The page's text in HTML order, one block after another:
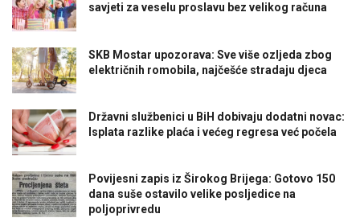
savjeti za veselu proslavu bez velikog računa
SKB Mostar upozorava: Sve više ozljeda zbog
električnih romobila, najčešće stradaju djeca
Državni službenici u BiH dobivaju dodatni novac:
Isplata razlike plaća i većeg regresa već počela
Povijesni zapis iz Širokog Brijega: Gotovo 150
dana suše ostavilo velike posljedice na
poljoprivredu